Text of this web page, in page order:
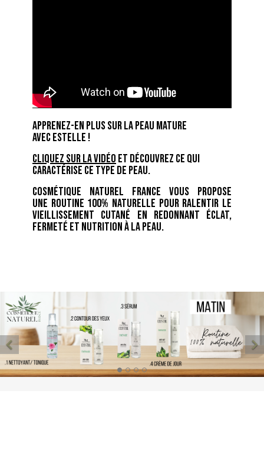
Apprenez-en plus sur lapeau mature
avecEstelle !
Cliquez sur la vidéo et découvrez ce qui
caractérise ce type de peau.
Cosmétique Naturel France vous propose
une routine 100% naturelle pour ralentir le
vieillissement cutané en redonnant éclat,
fermeté et nutrition à la peau.
 